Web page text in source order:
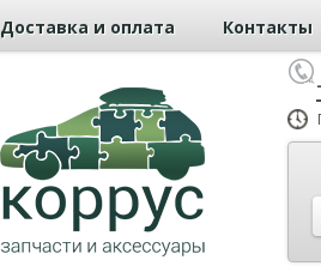
Доставка и оплата Контакты